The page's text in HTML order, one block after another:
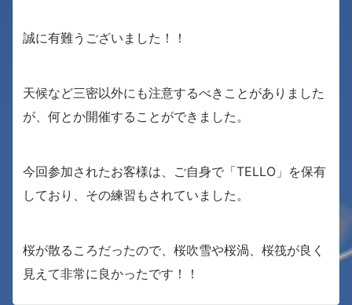
誠に有難うございました！！
天候など三密以外にも注意するべきことがありました
が、何とか開催することができました。
今回参加されたお客様は、ご自身で「TELLO」を保有
しており、その練習もされていました。
桜が散るころだったので、桜吹雪や桜渦、桜筏が良く
見えて非常に良かったです！！